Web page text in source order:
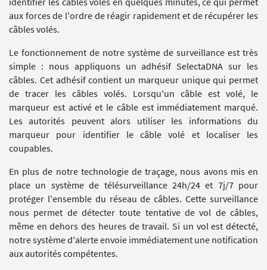
aux forces de l'ordre de réagir rapidement et de récupérer les
câbles volés.
Le fonctionnement de notre système de surveillance est très
simple : nous appliquons un adhésif SelectaDNA sur les
câbles. Cet adhésif contient un marqueur unique qui permet
de tracer les câbles volés. Lorsqu'un câble est volé, le
marqueur est activé et le câble est immédiatement marqué.
Les autorités peuvent alors utiliser les informations du
marqueur pour identifier le câble volé et localiser les
coupables.
En plus de notre technologie de traçage, nous avons mis en
place un système de télésurveillance 24h/24 et 7j/7 pour
protéger l'ensemble du réseau de câbles.Cette surveillance
nous permet de détecter toute tentative de vol de câbles,
même en dehors des heures de travail. Si un vol est détecté,
notre système d'alerte envoie immédiatement une notification
aux autorités compétentes.